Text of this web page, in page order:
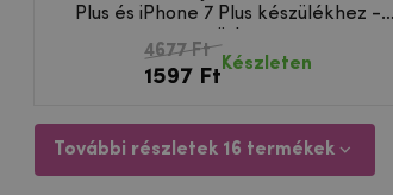
Plus és iPhone 7 Plus készülékhez -
4677 Ft
1597 Ft
Készleten
További részletek 16 termékek